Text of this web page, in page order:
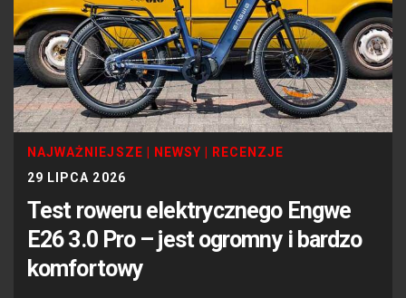
NAJWAŻNIEJSZE NEWSY
RECENZJE
29 LIPCA 2026
Test roweru elektrycznego Engwe
E26 3.0 Pro – jest ogromny i bardzo
komfortowy